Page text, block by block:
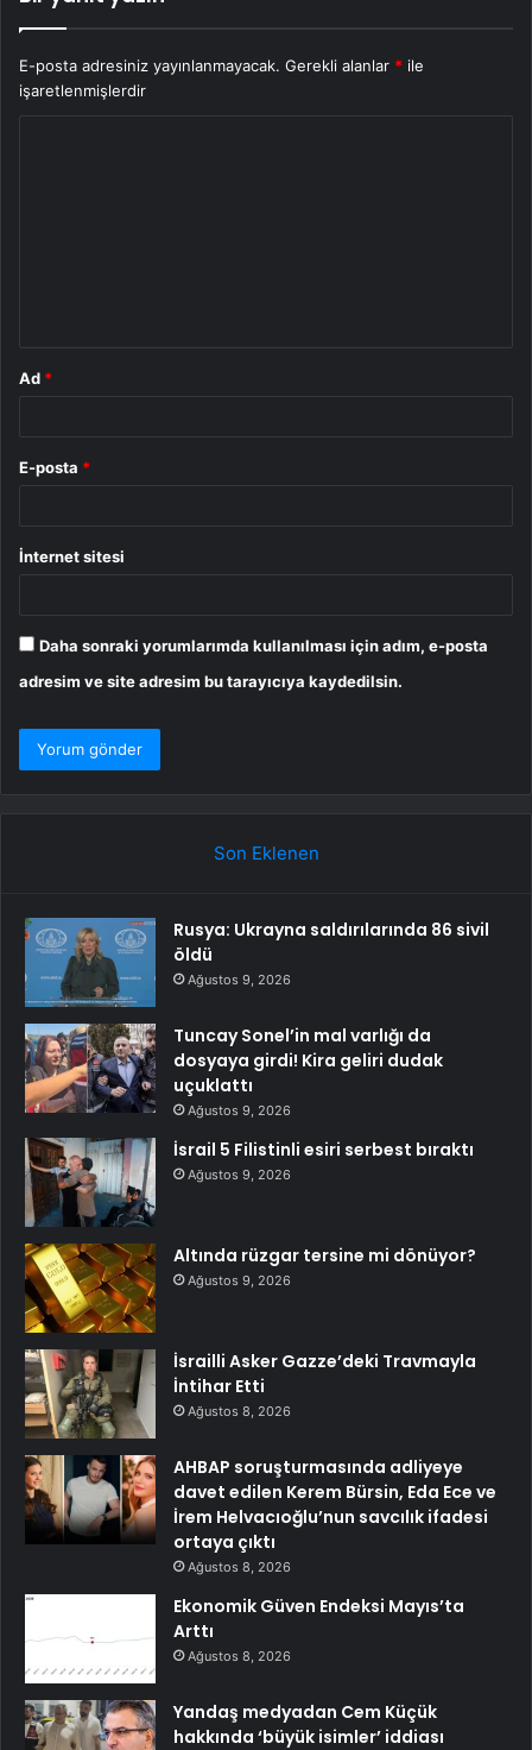
E-posta adresiniz yayınlanmayacak. Gerekli alanlar * ile
işaretlenmişlerdir
Ad *
E-posta *
İnternet sitesi
Daha sonraki yorumlarımda kullanılması için adım, e-posta
adresim ve site adresim bu tarayıcıya kaydedilsin.
Son Eklenen
Rusya: Ukrayna saldırılarında 86 sivil
öldü
Ağustos 9, 2026
Tuncay Sonel’in mal varlığı da
dosyaya girdi! Kira geliri dudak
uçuklattı
Ağustos 9, 2026
İsrail 5 Filistinli esiri serbest bıraktı
Ağustos 9, 2026
Altında rüzgar tersine mi dönüyor?
Ağustos 9, 2026
İsrailli Asker Gazze’deki Travmayla
İntihar Etti
Ağustos 8, 2026
AHBAP soruşturmasında adliyeye
davet edilen Kerem Bürsin, Eda Ece ve
İrem Helvacıoğlu’nun savcılık ifadesi
ortaya çıktı
Ağustos 8, 2026
Ekonomik Güven Endeksi Mayıs’ta
Arttı
Ağustos 8, 2026
Yandaş medyadan Cem Küçük
hakkında ‘büyük isimler’ iddiası